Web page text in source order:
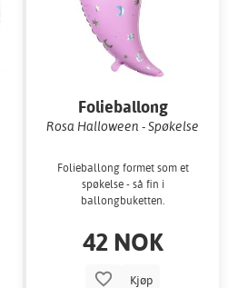
Folieballong
Rosa Halloween - Spøkelse
Folieballong formet som et
spøkelse - så fin i
ballongbuketten.
42 NOK
Kjøp